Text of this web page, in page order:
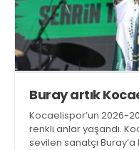
Buray artık
Kocaelispor’un 2026-
renkli anlar yaşandı.
sevilen sanatçı